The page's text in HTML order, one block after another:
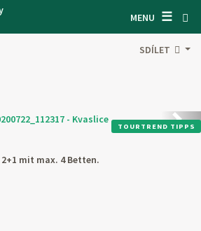
MENU ☰
EIGENTÜMER
SDÍLET
TOURTREND TIPPS
mit max. 4 Betten.